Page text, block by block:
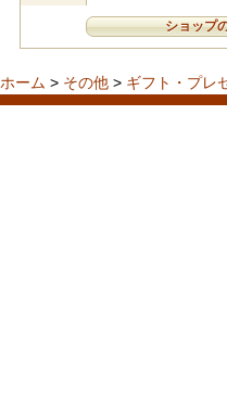
ショップ
ホーム > その他 > ギフト・プレ